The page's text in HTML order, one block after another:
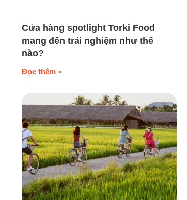
Cửa hàng spotlight Torki Food
mang đến trải nghiệm như thế
nào?
Đọc thêm »